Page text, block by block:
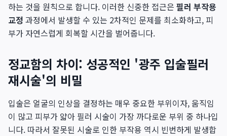
하는 것을 원칙으로 합니다. 이러한 신중한 접근은 필러 부작용
교정 과정에서 발생할 수 있는 2차적인 문제를 최소화하고, 피
부가 자연스럽게 회복할 시간을 벌어줍니다.
정교함의 차이: 성공적인 '광주 입술필러
재시술'의 비밀
입술은 얼굴의 인상을 결정하는 매우 중요한 부위이자, 움직임
이 많고 피부가 얇아 필러 시술이 가장 까다로운 부위 중 하나입
니다. 따라서 잘못된 시술로 인한 부작용 역시 빈번하게 발생합